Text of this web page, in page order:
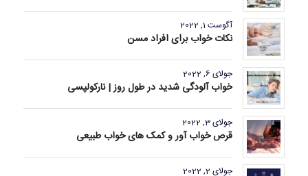
آگوست 1, 2022
نکات خواب برای افراد مسن
جولای 6, 2022
خواب آلودگی شدید در طول روز | نارکولپسی
جولای 3, 2022
قرص خواب آور و کمک های خواب طبیعی
جولای 2, 2022